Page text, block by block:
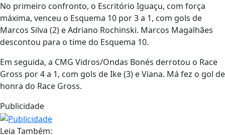
No primeiro confronto, o Escritório Iguaçu, com força
máxima, venceu o Esquema 10 por 3 a 1, com gols de
Marcos Silva (2) e Adriano Rochinski. Marcos Magalhães
descontou para o time do Esquema 10.
Em seguida, a CMG Vidros/Ondas Bonés derrotou o Race
Gross por 4 a 1, com gols de Ike (3) e Viana. Má fez o gol de
honra do Race Gross.
Publicidade
Leia Também: